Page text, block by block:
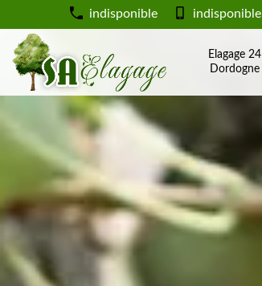
indisponible indisponible
Elagage 24
Dordogne